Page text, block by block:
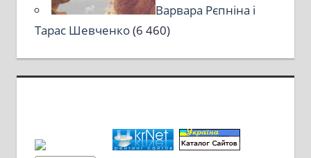
Варвара Рєпніна і
Тарас Шевченко(6 460)